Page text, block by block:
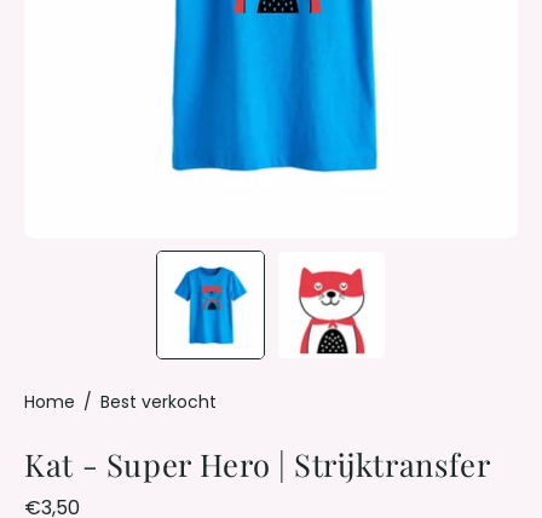
Home / Best verkocht
Kat - Super Hero | Strijktransfer
€3,50